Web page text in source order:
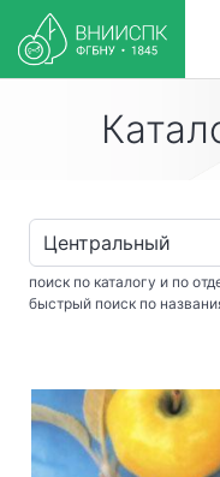
поиск по каталогу и по
быстрый поиск по